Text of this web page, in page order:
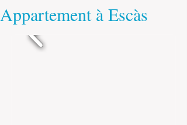
Appartement à Escàs